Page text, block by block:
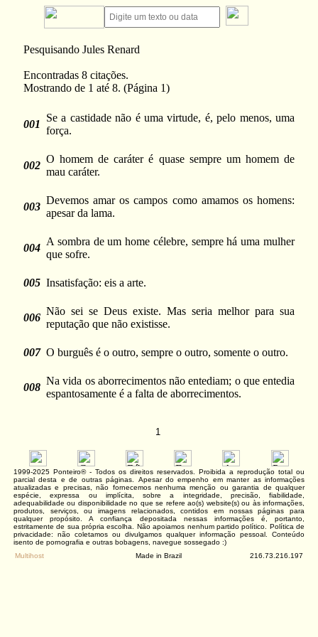
Pesquisando Jules Renard
Encontradas 8 citações.
Mostrando de 1 até 8. (Página 1)
001
Se a castidade não é uma virtude, é, pelo menos, uma
força.
002
O homem de caráter é quase sempre um homem de
mau caráter.
003
Devemos amar os campos como amamos os homens:
apesar da lama.
004
A sombra de um home célebre, sempre há uma mulher
que sofre.
005 Insatisfação: eis a arte.
006
Não sei se Deus existe. Mas seria melhor para sua
reputação que não existisse.
007 O burguês é o outro, sempre o outro, somente o outro.
008
Na vida os aborrecimentos não entediam; o que entedia
espantosamente é a falta de aborrecimentos.
1
1999-2025 Ponteiro® - Todos os direitos reservados. Proibida a reprodução total ou
parcial desta e de outras páginas. Apesar do empenho em manter as informações
atualizadas e precisas, não fornecemos nenhuma menção ou garantia de qualquer
espécie, expressa ou implícita, sobre a integridade, precisão, fiabilidade,
adequabilidade ou disponibilidade no que se refere ao(s) website(s) ou às informações,
produtos, serviços, ou imagens relacionados, contidos em nossas páginas para
qualquer propósito. A confiança depositada nessas informações é, portanto,
estritamente de sua própria escolha. Não apoiamos nenhum partido político. Política de
privacidade: não coletamos ou divulgamos qualquer informação pessoal. Conteúdo
isento de pornografia e outras bobagens, navegue sossegado :)
Multihost
Made in Brazil 216.73.216.197